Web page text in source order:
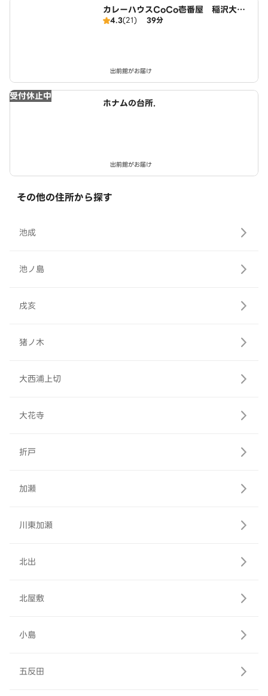
カレーハウスCoCo壱番屋 稲沢大矢
店（SD）
4.3(21) 39分
出前館がお届け
受付休止中
ホナムの台所.
出前館がお届け
その他の住所から探す
池成
池ノ島
戌亥
猪ノ木
大西浦上切
大花寺
折戸
加瀬
川東加瀬
北出
北屋敷
小島
五反田